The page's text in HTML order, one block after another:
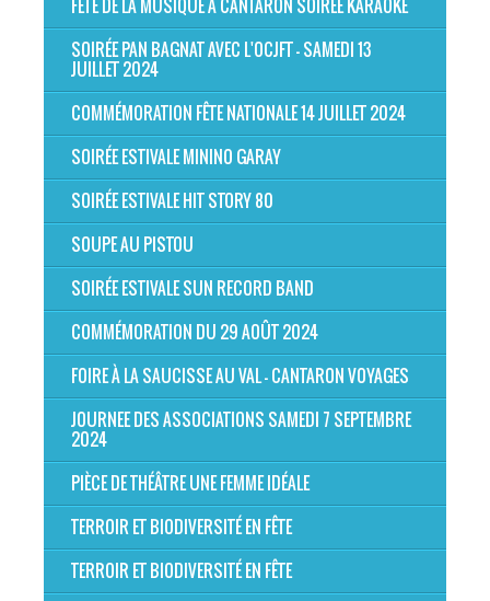
FÊTE DE LA MUSIQUE À CANTARON SOIRÉE KARAOKE
SOIRÉE PAN BAGNAT AVEC L'OCJFT - SAMEDI 13
JUILLET 2024
COMMÉMORATION FÊTE NATIONALE 14 JUILLET 2024
SOIRÉE ESTIVALE MININO GARAY
SOIRÉE ESTIVALE HIT STORY 80
SOUPE AU PISTOU
SOIRÉE ESTIVALE SUN RECORD BAND
COMMÉMORATION DU 29 AOÛT 2024
FOIRE À LA SAUCISSE AU VAL - CANTARON VOYAGES
JOURNEE DES ASSOCIATIONS SAMEDI 7 SEPTEMBRE
2024
PIÈCE DE THÉÂTRE UNE FEMME IDÉALE
TERROIR ET BIODIVERSITÉ EN FÊTE
TERROIR ET BIODIVERSITÉ EN FÊTE